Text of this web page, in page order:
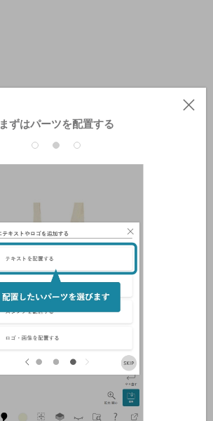
まずはパーツを配置する